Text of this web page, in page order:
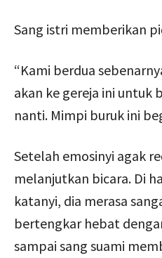
Sang istri memberikan
“Kami berdua
akan ke gereja ini untuk
nanti. Mimpi buruk ini
Setelah emosinyi agak
melanjutkan bicara. Di
katanyi, dia merasa
bertengkar hebat
sampai sang suami